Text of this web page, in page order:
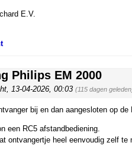
E.V.
Philips EM 2000
, 13-04-2026, 00:03 (115 dagen
bij en dan aangesloten op de
een RC5 afstandbediening.
ontvangertje heel eenvoudig zelf te